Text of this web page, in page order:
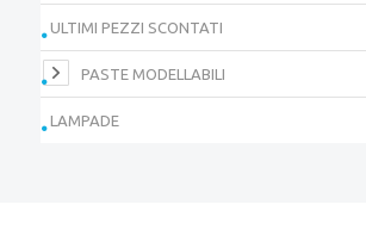
ULTIMI PEZZI SCONTATI
PASTE MODELLABILI
LAMPADE